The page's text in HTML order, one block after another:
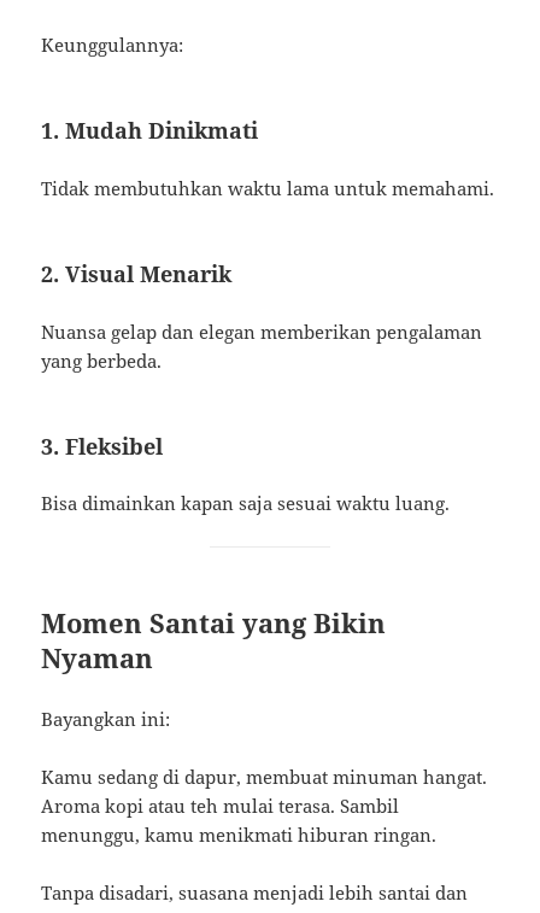
Keunggulannya:
1. Mudah Dinikmati
Tidak membutuhkan waktu lama untuk memahami.
2. Visual Menarik
Nuansa gelap dan elegan memberikan pengalaman
yang berbeda.
3. Fleksibel
Bisa dimainkan kapan saja sesuai waktu luang.
Momen Santai yang Bikin
Nyaman
Bayangkan ini:
Kamu sedang di dapur, membuat minuman hangat.
Aroma kopi atau teh mulai terasa. Sambil
menunggu, kamu menikmati hiburan ringan.
Tanpa disadari, suasana menjadi lebih santai dan